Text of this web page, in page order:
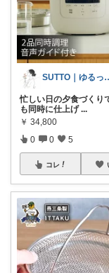
SUTTO｜ゆ
忙しい日の夕食づくり
も同時に仕上げ ...
￥ 34,800
0 0 5
コレ